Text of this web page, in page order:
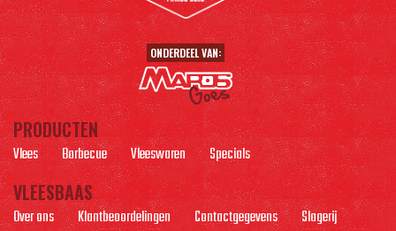
ONDERDEEL VAN:
PRODUCTEN
Vlees Barbecue Vleeswaren Specials
VLEESBAAS
Over ons Klantbeoordelingen Contactgegevens Slagerij